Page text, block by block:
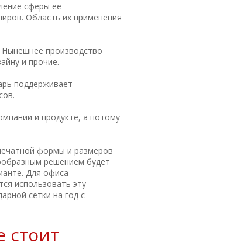
сферы ее
Область их применения
производство
и прочие.
поддерживает
и продукте, а потому
формы и размеров
решением будет
Для офиса
использовать эту
сетки на год с
стоит